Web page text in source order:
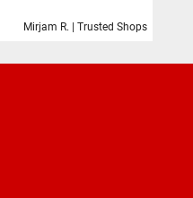
Mirjam R. | Trusted Shops